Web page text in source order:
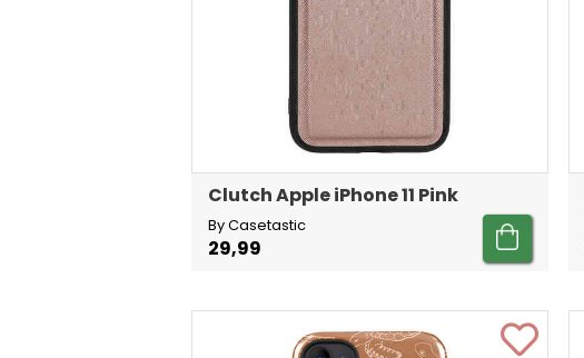
Clutch Apple iPhone 11 Pink
By Casetastic
29,99